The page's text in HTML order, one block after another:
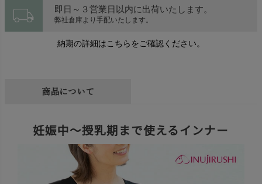
local_shipping 即日～３営業日以内に出荷いたします。
弊社倉庫より手配いたします。
納期の詳細はこちらをご確認ください。
商品について
妊娠中～授乳期まで使えるインナー